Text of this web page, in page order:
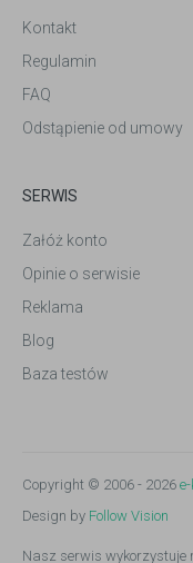
Kontakt
Regulamin
FAQ
Odstąpienie od umowy
SERWIS
Załóż konto
Opinie o serwisie
Reklama
Blog
Baza testów
Copyright © 2006 - 2026
Design by Follow Vision
Nasz serwis wykorzystuje